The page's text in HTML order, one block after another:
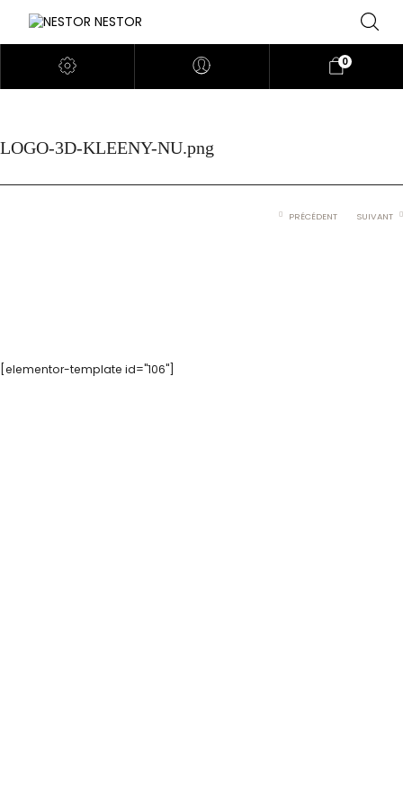
0
LOGO-3D-KLEENY-NU.png
PRÉCÉDENT SUIVANT
[elementor-template id="106"]